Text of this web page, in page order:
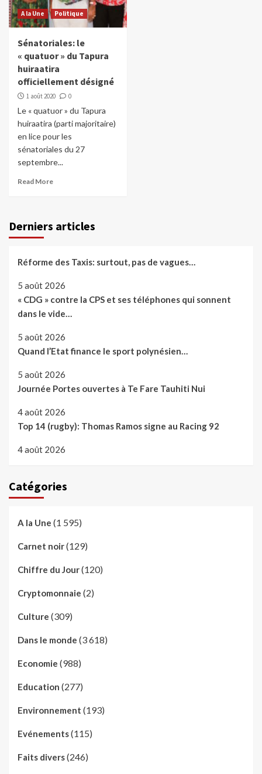
A la Une Politique
Sénatoriales: le
« quatuor » du Tapura
huiraatira
officiellement désigné
1 août 2020 0
Le « quatuor » du Tapura
huiraatira (parti majoritaire)
en lice pour les
sénatoriales du 27
septembre...
Read More
Derniers articles
Réforme des Taxis: surtout, pas de vagues…
5 août 2026
« CDG » contre la CPS et ses téléphones qui sonnent
dans le vide…
5 août 2026
Quand l’Etat finance le sport polynésien…
5 août 2026
Journée Portes ouvertes à Te Fare Tauhiti Nui
4 août 2026
Top 14 (rugby): Thomas Ramos signe au Racing 92
4 août 2026
Catégories
A la Une (1 595)
Carnet noir(129)
Chiffre du Jour(120)
Cryptomonnaie (2)
Culture (309)
Dans le monde (3 618)
Economie (988)
Education (277)
Environnement (193)
Evénements(115)
Faits divers(246)